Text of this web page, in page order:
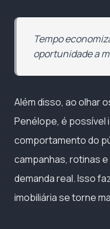
Tempo
oportunidade a
Além disso, ao olhar
Penélope, é
comportamento do
campanhas, rotinas
demanda real. Isso
imobiliária se torne